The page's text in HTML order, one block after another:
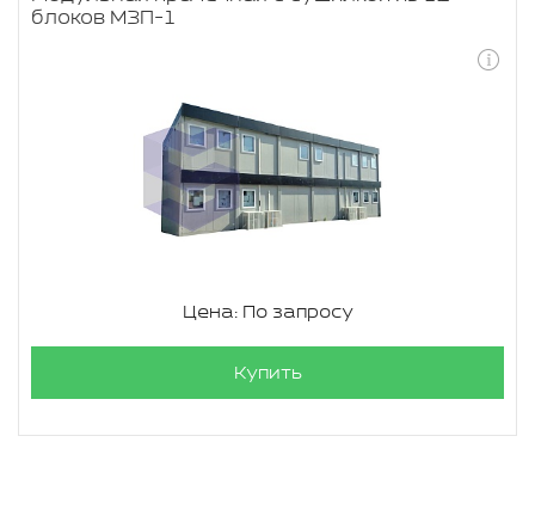
блоков МЗП-1
Цена: По запросу
Купить